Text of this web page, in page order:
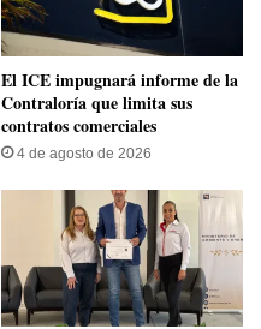
El ICE impugnará informe de la
Contraloría que limita sus
contratos comerciales
4 de agosto de 2026